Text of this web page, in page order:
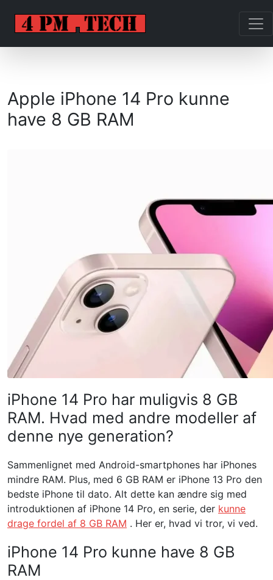
Apple iPhone 14 Pro kunne
have 8 GB RAM
iPhone 14 Pro har muligvis 8 GB
RAM. Hvad med andre modeller af
denne nye generation?
Sammenlignet med Android-smartphones har iPhones
mindre RAM. Plus, med 6 GB RAM er iPhone 13 Pro den
bedste iPhone til dato. Alt dette kan ændre sig med
introduktionen af ​​iPhone 14 Pro, en serie, der kunne
drage fordel af 8 GB RAM . Her er, hvad vi tror, ​​vi ved.
iPhone 14 Pro kunne have 8 GB
RAM